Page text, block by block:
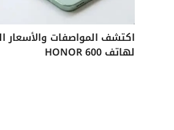
اكتشف المواصفات والأسعار
لهاتف HONOR 600